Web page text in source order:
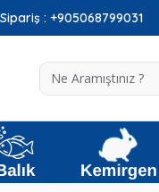
: +905068799031